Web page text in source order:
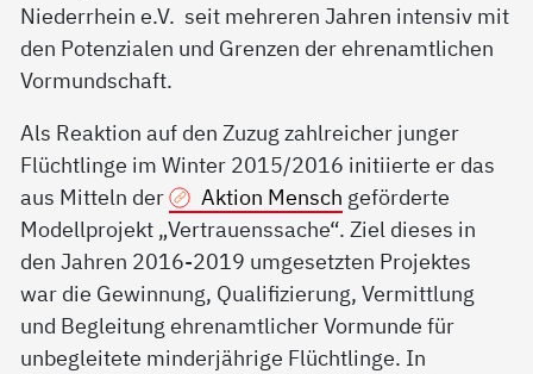
Niederrhein e.V. seit mehreren Jahren intensiv mit
den Potenzialen und Grenzen der ehrenamtlichen
Vormundschaft.
Als Reaktion auf den Zuzug zahlreicher junger
Flüchtlinge im Winter 2015/2016 initiierte er das
aus Mitteln der
Aktion Mensch geförderte
Modellprojekt „Vertrauenssache“. Ziel dieses in
den Jahren 2016-2019 umgesetzten Projektes
war die Gewinnung, Qualifizierung, Vermittlung
und Begleitung ehrenamtlicher Vormunde für
unbegleitete minderjährige Flüchtlinge. In